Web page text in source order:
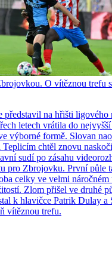
O vítěznou trefu
představil na hřišti ligového
letech vrátila do nejvyšší
výborné formě. Slovan
chtěl znovu
sudí po zásahu
pro Zbrojovku. První půle
celky ve velmi náročném
Zlom přišel ve druhé
k hlavičce Patrik Dulay a
vítěznou trefu.